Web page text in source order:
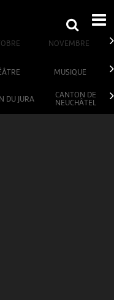
NOVEMBRE
MUSIQUE
DU JURA
CANTON DE
NEUCHÂTEL